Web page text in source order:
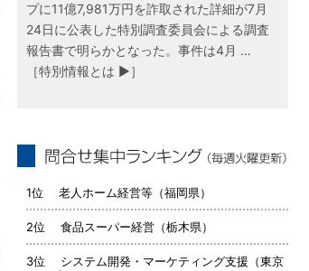
プに11億7,981万円を詐取された詳細が7月
24日に公表した特別調査委員会による調査
報告書で明らかとなった。事件は4月 …
［特別情報とは ▶］
1位 老人ホーム経営等（福岡県）
2位 食品スーパー経営（栃木県）
3位 システム開発・マーケティング支援（東京